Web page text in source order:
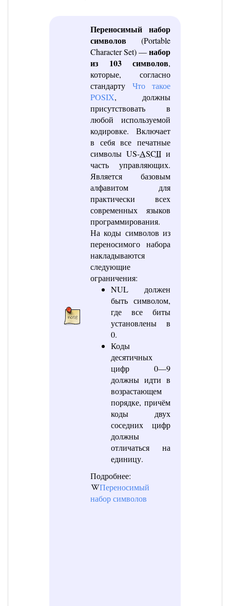
Переносимый набор
символов(Portable
Character Set) —набор
из 103 символов,
которые, согласно
стандарту Что такое
POSIX, должны
присутствовать в
любой используемой
кодировке. Включает
в себя все печатные
символы US-ASCII и
часть управляющих.
Является базовым
алфавитом для
практически всех
современных языков
программирования.
На коды символов из
переносимого набора
накладываются
следующие
ограничения:
NUL должен
быть символом,
где все биты
установлены в
0.
Коды
десятичных
цифр 0—9
должны идти в
возрастающем
порядке, причём
коды двух
соседних цифр
должны
отличаться на
единицу.
Подробнее:
Переносимый
набор символов